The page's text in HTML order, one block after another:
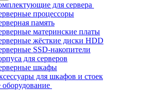
для сервера
процессоры
память
материнские платы
жёсткие диски HDD
SSD-накопители
для серверов
шкафы
для шкафов и стоек
оборудование